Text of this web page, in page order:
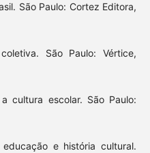
São Paulo: Cortez Editora,
São Paulo: Vértice,
cultura escolar. São Paulo:
e história cultural.